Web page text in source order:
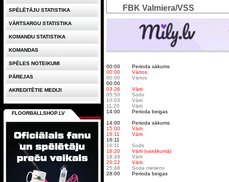
FBK Valmiera/VSS
00:00
Perioda sākums
00:00
Vārtos
00:00
Vārtos
00:00
03:26
Vārti
05:50
Sods
10:03
Vārti
11:20
Vārti
14:00
Perioda beigas
14:00
Perioda sākums
15:00
Vārti
16:11
Vārti
16:11
16:11
Sods
16:20
Vārti (vairākumā)
18:39
Vārti
20:22
Vārti
25:48
Soda metiens
28:00
Perioda beigas
SPĒLĒTĀJU STATISTIKA
VĀRTSARGU STATISTIKA
KOMANDU STATISTIKA
KOMANDAS
SPĒLES NOTEIKUMI
PĀREJAS
AKREDITĒTIE MEDIJI
FLOORBALLSHOP.LV